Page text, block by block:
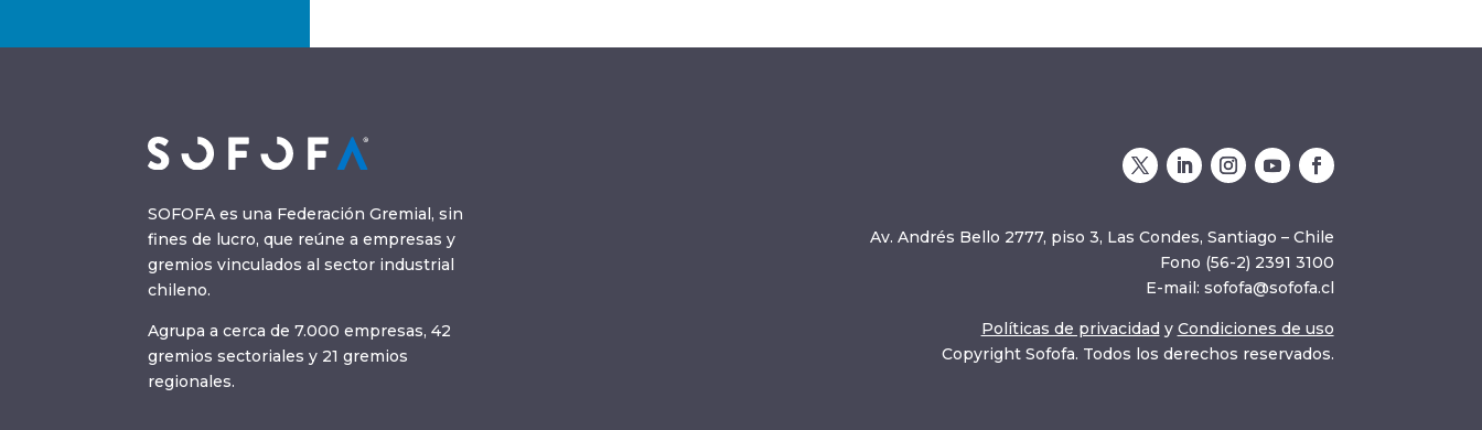
SOFOFA es una Federación Gremial, sin
fines de lucro, que reúne a empresas y
gremios vinculados al sector industrial
chileno.
Agrupa a cerca de 7.000 empresas, 42
gremios sectoriales y 21 gremios
regionales.
Av. Andrés Bello 2777, piso 3, Las Condes, Santiago – Chile
Fono (56-2) 2391 3100
E-mail: sofofa@sofofa.cl
Políticas de privacidad y Condiciones de uso
Copyright Sofofa. Todos los derechos reservados.